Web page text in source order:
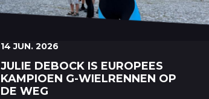
14 JUN. 2026
JULIE DEBOCK IS EUROPEES
KAMPIOEN G-WIELRENNEN OP
DE WEG